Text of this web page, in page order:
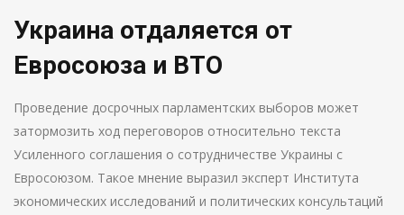
Украина отдаляется от
Евросоюза и ВТО
Проведение досрочных парламентских выборов может
затормозить ход переговоров относительно текста
Усиленного соглашения о сотрудничестве Украины с
Евросоюзом. Такое мнение выразил эксперт Института
экономических исследований и политических консультаций